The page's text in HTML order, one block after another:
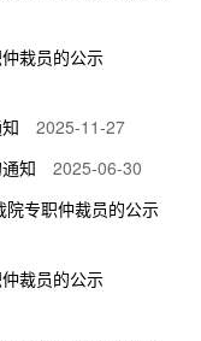
栽员的公示
2025-11-27
知
2025-06-30
专职仲裁员的公示
裁员的公示